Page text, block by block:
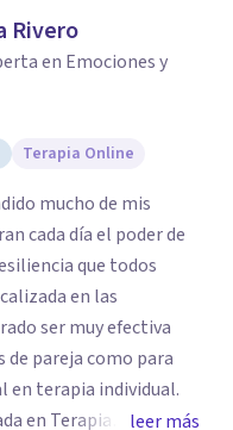
Rivero
en Emociones y
Terapia Online
mucho de mis
cada día el poder de
que todos
en las
ser muy efectiva
pareja como para
en terapia individual.
en Terapia
leer más